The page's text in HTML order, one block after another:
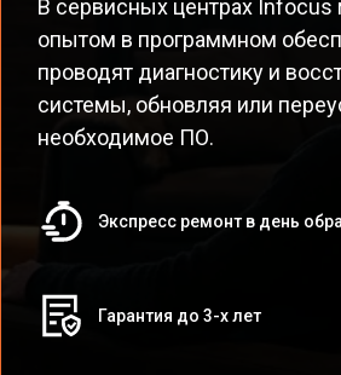
В сервисных центрах Infocus
опытом в программном
проводят диагностику и
системы, обновляя или
необходимое ПО.
Экспресс ремонт в день
Гарантия до 3-х лет